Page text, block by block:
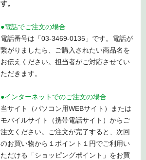
す。
●電話でご注文の場合
電話番号は「03-3469-0135」です。電話が
繋がりましたら、ご購入されたい商品名を
お伝えください。担当者がご対応させてい
ただきます。
●インターネットでのご注文の場合
当サイト（パソコン用WEBサイト）または
モバイルサイト（携帯電話サイト）からご
注文ください。ご注文が完了すると、次回
のお買い物から１ポイント１円でご利用い
ただける「ショッピングポイント」をお買